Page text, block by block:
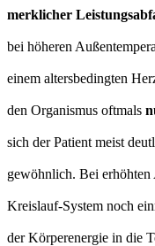
merklicher
bei höheren
einem altersbedingten
den Organismus oftmals
sich der Patient meist
gewöhnlich. Bei
Kreislauf-System noch
der Körperenergie in die